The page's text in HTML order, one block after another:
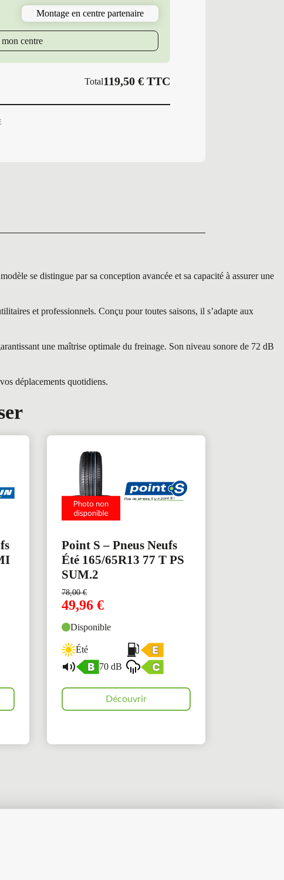
Saisons
225/65R17
100
Montage en centre partenaire
centre
Total119,50 €TTC
se distingue par sa conception avancée et sa capacité à assurer une
et professionnels. Conçu pour toutes saisons, il s’adapte aux
une maîtrise optimale du freinage. Son niveau sonore de 72 dB
déplacements quotidiens.
Point S – Pneus Neufs
Été 165/65R13 77 T PS
SUM.2
78,00€
49,96 €
Disponible
Été
70 dB
Découvrir